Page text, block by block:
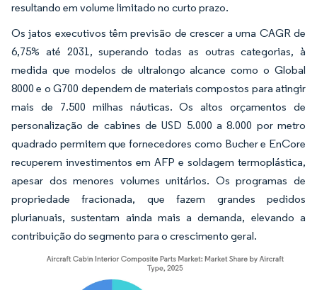
resultando em volume limitado no curto prazo.
Os jatos executivos têm previsão de crescer a uma CAGR de
6,75% até 2031, superando todas as outras categorias, à
medida que modelos de ultralongo alcance como o Global
8000 e o G700 dependem de materiais compostos para atingir
mais de 7.500 milhas náuticas. Os altos orçamentos de
personalização de cabines de USD 5.000 a 8.000 por metro
quadrado permitem que fornecedores como Bucher e EnCore
recuperem investimentos em AFP e soldagem termoplástica,
apesar dos menores volumes unitários. Os programas de
propriedade fracionada, que fazem grandes pedidos
plurianuais, sustentam ainda mais a demanda, elevando a
contribuição do segmento para o crescimento geral.